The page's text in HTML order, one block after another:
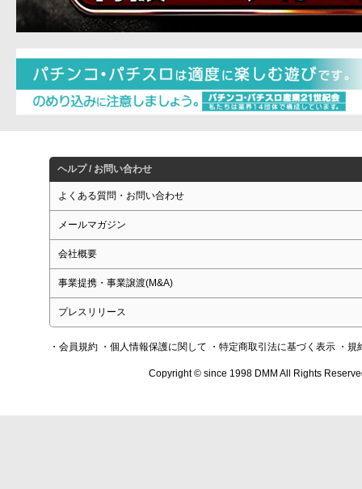
ヘルプ / お問い合わせ
よくある質問・お問い合わせ
メールマガジン
会社概要
事業提携・事業譲渡(M&A)
プレスリリース
・会員規約 ・個人情報保護に関して ・特定商取引法に基づく表示 ・規
Copyright © since 1998 DMM All Rights